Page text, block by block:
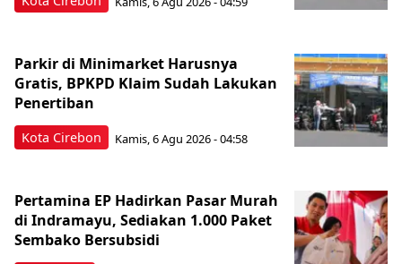
Kota Cirebon
Parkir di Minimarket Harusnya
Gratis, BPKPD Klaim Sudah Lakukan
Penertiban
Kamis, 6 Agu 2026 - 04:58
Pertamina EP Hadirkan Pasar Murah
di Indramayu, Sediakan 1.000 Paket
Sembako Bersubsidi